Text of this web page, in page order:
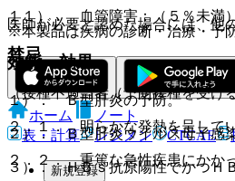
１１）． 血管障害：（５％未満
禁忌
（接種不適当者（予防接種を受け
２．１． 明らかな発熱を呈して
２．２． 重篤な急性疾患にかか
医師が必要と認めた場合には、他
効能・効果
１）． Ｂ型肝炎の予防。
２）． Ｂ型肝炎ウイルス母子感
３）． ＨＢｓ抗原陽性でかつＨ
※本製品は疾病の診断・治療・予
ホーム
ノート
表・計算
レジメン CTCAE
新規登録